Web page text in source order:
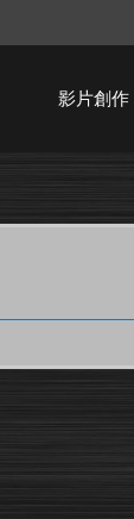
影片創作